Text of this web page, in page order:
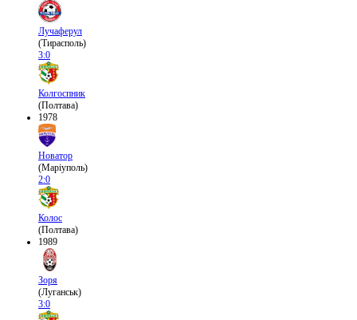
Лучаферул
(Тирасполь)
3:0
Колгоспник
(Полтава)
1978
Новатор
(Маріуполь)
2:0
Колос
(Полтава)
1989
Зоря
(Луганськ)
3:0